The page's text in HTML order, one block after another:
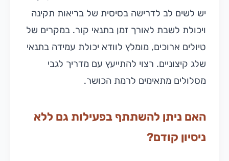
יש לשים לב לדרישה בסיסית של בריאות תקינה
ויכולת לשבת לאורך זמן בתנאי קור. במקרים של
טיולים ארוכים, מומלץ לוודא יכולת עמידה בתנאי
שלג קיצוניים. רצוי להתייעץ עם מדריך לגבי
מסלולים מתאימים לרמת הכושר.
האם ניתן להשתתף בפעילות גם ללא
ניסיון קודם?